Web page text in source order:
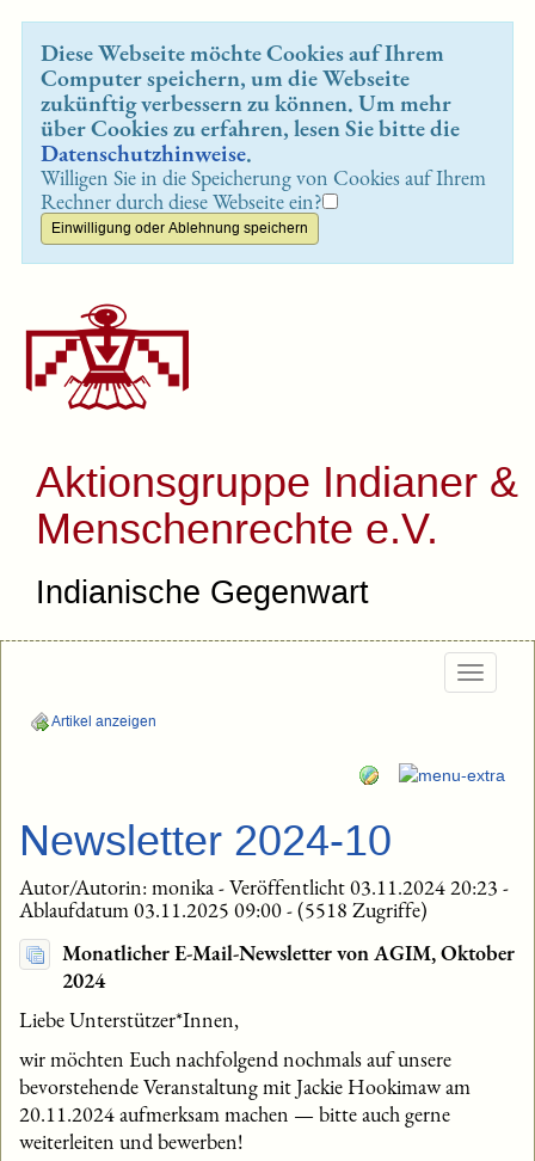
Diese Webseite möchte Cookies auf Ihrem
Computer speichern, um die Webseite
zukünftig verbessern zu können. Um mehr
über Cookies zu erfahren, lesen Sie bitte die
Datenschutzhinweise.
Willigen Sie in die Speicherung von Cookies auf Ihrem
Rechner durch diese Webseite ein?
Aktionsgruppe Indianer &
Menschenrechte e.V.
Indianische Gegenwart
Artikel anzeigen
Newsletter 2024-10
Autor/Autorin: monika - Veröffentlicht 03.11.2024 20:23 -
Ablaufdatum 03.11.2025 09:00 - (5518 Zugriffe)
Monatlicher E-Mail-Newsletter von AGIM, Oktober
2024
Liebe Unterstützer*Innen,
wir möchten Euch nachfolgend nochmals auf unsere
bevorstehende Veranstaltung mit Jackie Hookimaw am
20.11.2024 aufmerksam machen — bitte auch gerne
weiterleiten und bewerben!